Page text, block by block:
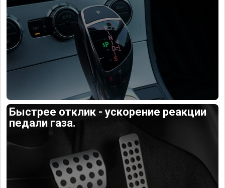
Быстрее отклик - ускорение реакции
педали газа.